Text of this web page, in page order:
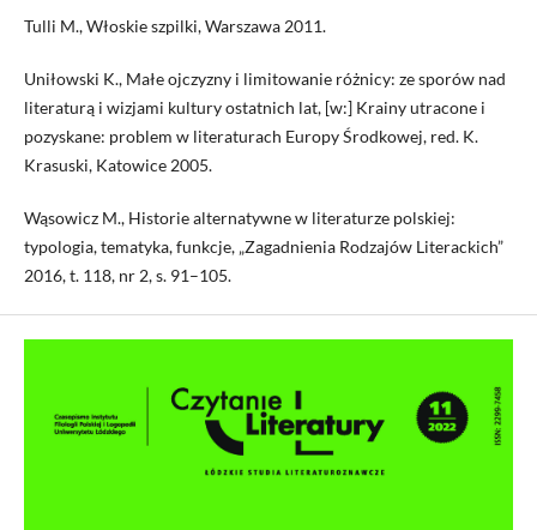
Tulli M., Włoskie szpilki, Warszawa 2011.
Uniłowski K., Małe ojczyzny i limitowanie różnicy: ze sporów nad
literaturą i wizjami kultury ostatnich lat, [w:] Krainy utracone i
pozyskane: problem w literaturach Europy Środkowej, red. K.
Krasuski, Katowice 2005.
Wąsowicz M., Historie alternatywne w literaturze polskiej:
typologia, tematyka, funkcje, „Zagadnienia Rodzajów Literackich”
2016, t. 118, nr 2, s. 91–105.